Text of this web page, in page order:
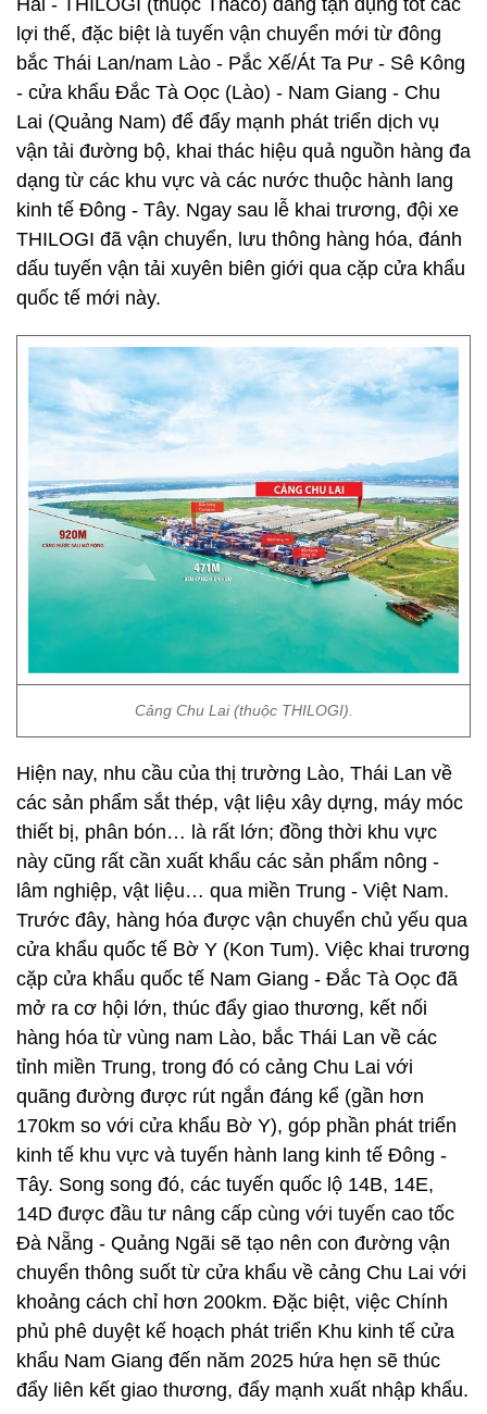
Hải - THILOGI (thuộc Thaco) đang tận dụng tốt các
lợi thế, đặc biệt là tuyến vận chuyển mới từ đông
bắc Thái Lan/nam Lào - Pắc Xế/Át Ta Pư - Sê Kông
- cửa khẩu Đắc Tà Oọc (Lào) - Nam Giang - Chu
Lai (Quảng Nam) để đẩy mạnh phát triển dịch vụ
vận tải đường bộ, khai thác hiệu quả nguồn hàng đa
dạng từ các khu vực và các nước thuộc hành lang
kinh tế Đông - Tây. Ngay sau lễ khai trương, đội xe
THILOGI đã vận chuyển, lưu thông hàng hóa, đánh
dấu tuyến vận tải xuyên biên giới qua cặp cửa khẩu
quốc tế mới này.
Cảng Chu Lai (thuộc THILOGI).
Hiện nay, nhu cầu của thị trường Lào, Thái Lan về
các sản phẩm sắt thép, vật liệu xây dựng, máy móc
thiết bị, phân bón… là rất lớn; đồng thời khu vực
này cũng rất cần xuất khẩu các sản phẩm nông -
lâm nghiệp, vật liệu… qua miền Trung - Việt Nam.
Trước đây, hàng hóa được vận chuyển chủ yếu qua
cửa khẩu quốc tế Bờ Y (Kon Tum). Việc khai trương
cặp cửa khẩu quốc tế Nam Giang - Đắc Tà Oọc đã
mở ra cơ hội lớn, thúc đẩy giao thương, kết nối
hàng hóa từ vùng nam Lào, bắc Thái Lan về các
tỉnh miền Trung, trong đó có cảng Chu Lai với
quãng đường được rút ngắn đáng kể (gần hơn
170km so với cửa khẩu Bờ Y), góp phần phát triển
kinh tế khu vực và tuyến hành lang kinh tế Đông -
Tây. Song song đó, các tuyến quốc lộ 14B, 14E,
14D được đầu tư nâng cấp cùng với tuyến cao tốc
Đà Nẵng - Quảng Ngãi sẽ tạo nên con đường vận
chuyển thông suốt từ cửa khẩu về cảng Chu Lai với
khoảng cách chỉ hơn 200km. Đặc biệt, việc Chính
phủ phê duyệt kế hoạch phát triển Khu kinh tế cửa
khẩu Nam Giang đến năm 2025 hứa hẹn sẽ thúc
đẩy liên kết giao thương, đẩy mạnh xuất nhập khẩu.